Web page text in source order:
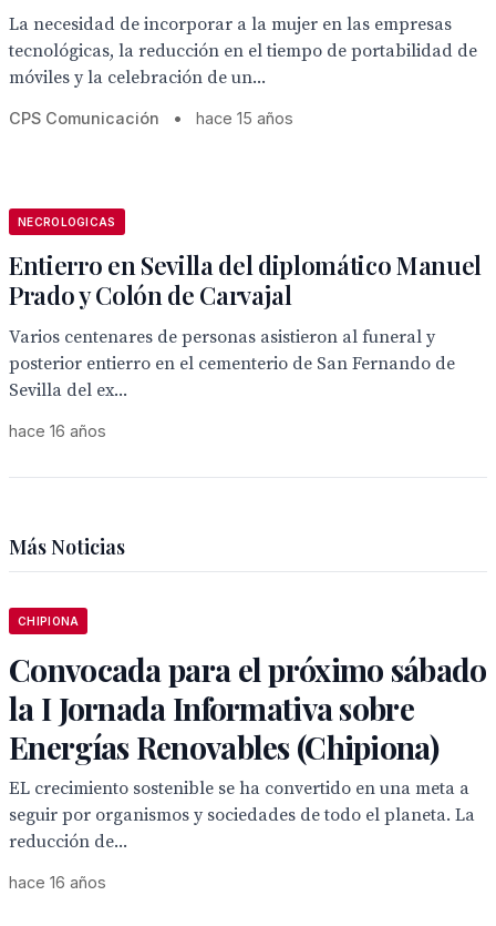
La necesidad de incorporar a la mujer en las empresas
tecnológicas, la reducción en el tiempo de portabilidad de
móviles y la celebración de un...
CPS Comunicación • hace 15 años
NECROLOGICAS
Entierro en Sevilla del diplomático Manuel
Prado y Colón de Carvajal
Varios centenares de personas asistieron al funeral y
posterior entierro en el cementerio de San Fernando de
Sevilla del ex...
hace 16 años
Más Noticias
CHIPIONA
Convocada para el próximo sábado
la I Jornada Informativa sobre
Energías Renovables (Chipiona)
EL crecimiento sostenible se ha convertido en una meta a
seguir por organismos y sociedades de todo el planeta. La
reducción de...
hace 16 años